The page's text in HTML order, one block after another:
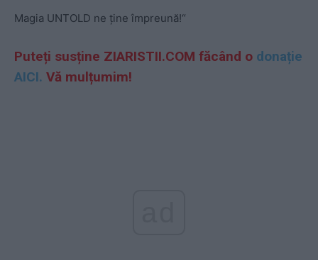
Magia UNTOLD ne ține împreună!“
Puteți susține ZIARISTII.COM făcând o donație
AICI. Vă mulțumim!